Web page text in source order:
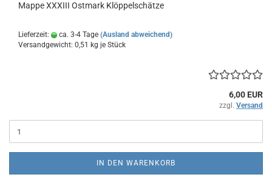
Mappe XXXIII Ostmark Klöppelschätze
Lieferzeit: ca. 3-4 Tage (Ausland abweichend)
Versandgewicht: 0,51 kg je Stück
6,00 EUR
zzgl. Versand
IN DEN WARENKORB